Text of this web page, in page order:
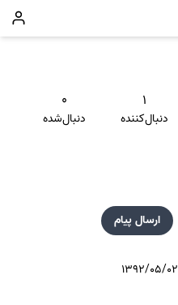
۱
دنبال‌کننده
۰
دنبال‌شده
ارسال پیام
۱۳۹۲/۰۵/۰۲